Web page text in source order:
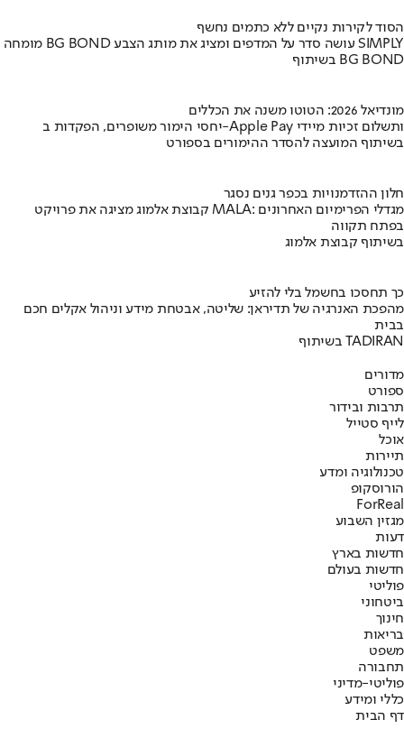
הסוד לקירות נקיים ללא כתמים נחשף
מומחה BG BOND עושה סדר על המדפים ומציג את מותג הצבע SIMPLY
בשיתוף BG BOND
מונדיאל 2026: הטוטו משנה את הכללים
יחסי הימור משופרים, הפקדות ב-Apple Pay ותשלום זכיות מיידי
בשיתוף המועצה להסדר ההימורים בספורט
חלון ההזדמנויות בכפר גנים נסגר
קבוצת אלמוג מציגה את פרויקט MALA: מגדלי הפרימיום האחרונים
בפתח תקווה
בשיתוף קבוצת אלמוג
כך תחסכו בחשמל בלי להזיע
מהפכת האנרגיה של תדיראן: שליטה, אבטחת מידע וניהול אקלים חכם
בבית
בשיתוף TADIRAN
מדורים
ספורט
תרבות ובידור
לייף סטייל
אוכל
תיירות
טכנולוגיה ומדע
הורוסקופ
ForReal
מגזין השבוע
דעות
חדשות בארץ
חדשות בעולם
פוליטי
ביטחוני
חינוך
בריאות
משפט
תחבורה
פוליטי-מדיני
כללי ומידע
דף הבית